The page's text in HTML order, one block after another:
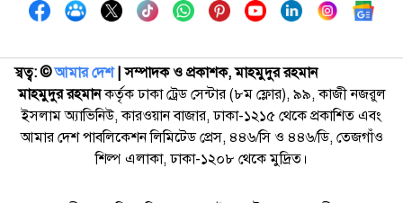
স্বত্ব: ©️আমার দেশ| সম্পাদক ও প্রকাশক, মাহমুদুর রহমান
মাহমুদুর রহমানকর্তৃক ঢাকা ট্রেড সেন্টার (৮ম ফ্লোর), ৯৯, কাজী নজরুল
ইসলাম অ্যাভিনিউ, কারওয়ান বাজার, ঢাকা-১২১৫ থেকে প্রকাশিত এবং
আমার দেশ পাবলিকেশন লিমিটেড প্রেস, ৪৪৬/সি ও ৪৪৬/ডি, তেজগাঁও
শিল্প এলাকা, ঢাকা-১২০৮ থেকে মুদ্রিত।